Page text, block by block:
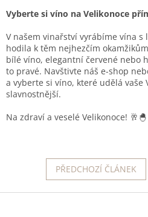
Vyberte si víno na Velikonoce
V našem vinařství vyrábíme vína s
hodila k těm nejhezčím
bílé víno, elegantní červené nebo
to pravé. Navštivte náš e-shop
a vyberte si víno, které udělá vaše
slavnostnější.
Na zdraví a veselé Velikonoce! 🥂🐣
PŘEDCHOZÍ ČLÁNEK
Z